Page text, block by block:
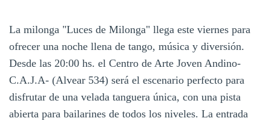
La milonga "Luces de Milonga" llega este viernes para
ofrecer una noche llena de tango, música y diversión.
Desde las 20:00 hs. el Centro de Arte Joven Andino-
C.A.J.A- (Alvear 534) será el escenario perfecto para
disfrutar de una velada tanguera única, con una pista
abierta para bailarines de todos los niveles. La entrada